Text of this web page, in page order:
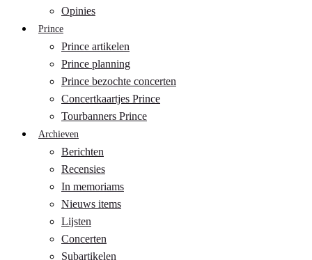
Opinies
Prince
Prince artikelen
Prince planning
Prince bezochte concerten
Concertkaartjes Prince
Tourbanners Prince
Archieven
Berichten
Recensies
In memoriams
Nieuws items
Lijsten
Concerten
Subartikelen